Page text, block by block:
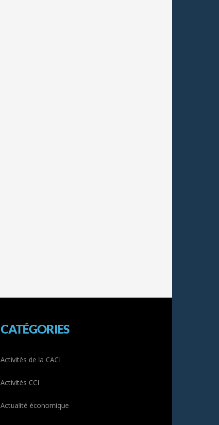
CATÉGORIES
Activités de la CACI
Activités CCI
Actualité économique